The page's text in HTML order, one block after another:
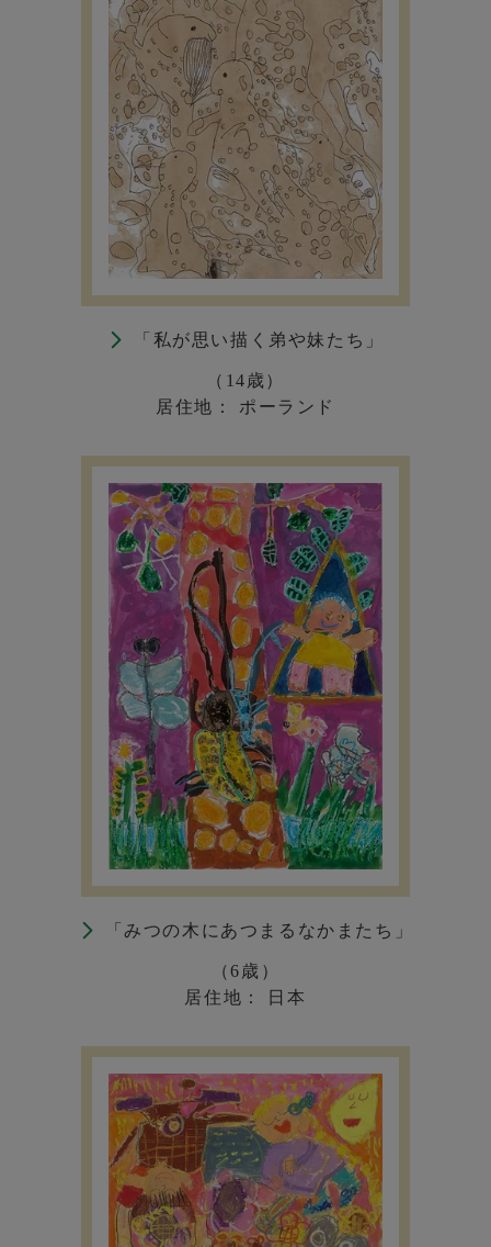
「私が思い描く弟や妹たち」
（14歳）
居住地： ポーランド
「みつの木にあつまるなかまたち」
（6歳）
居住地： 日本